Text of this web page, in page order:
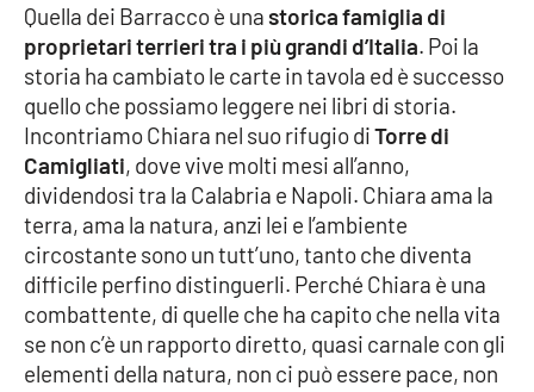
Politica
Sanità
Società
Sport
RUBRICHE
Good Morning Vietnam
Quella dei Barracco è unastorica famiglia di
proprietari terrieri tra i più grandi d’Italia. Poi la
storia ha cambiato le carte in tavola ed è successo
quello che possiamo leggere nei libri di storia.
Incontriamo Chiara nel suo rifugio diTorre di
Camigliati, dove vive molti mesi all’anno,
dividendosi tra la Calabria e Napoli. Chiara ama la
terra, ama la natura, anzi lei e l’ambiente
circostante sono un tutt’uno, tanto che diventa
difficile perfino distinguerli. Perché Chiara è una
combattente, di quelle che ha capito che nella vita
se non c’è un rapporto diretto, quasi carnale con gli
elementi della natura, non ci può essere pace, non